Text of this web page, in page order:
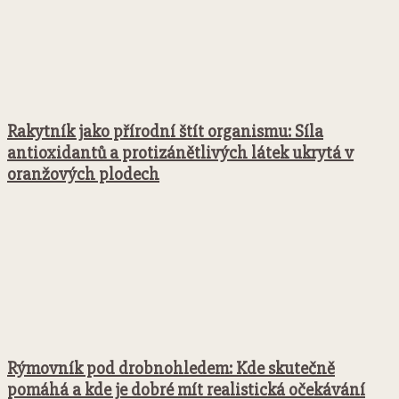
Rakytník jako přírodní štít organismu: Síla
antioxidantů a protizánětlivých látek ukrytá v
oranžových plodech
Rýmovník pod drobnohledem: Kde skutečně
pomáhá a kde je dobré mít realistická očekávání